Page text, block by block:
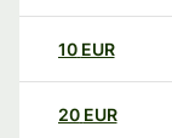
10 EUR
20 EUR